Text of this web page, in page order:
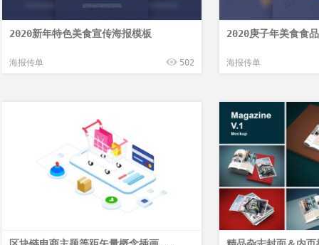
2020新年特色美食宣传海报模板
海报传单 502
2020庚子年美食食
海报传单